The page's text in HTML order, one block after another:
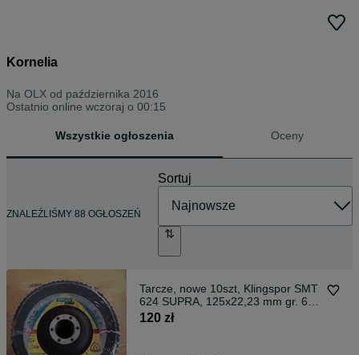
Kornelia
Na OLX od października 2016
Ostatnio online wczoraj o 00:15
Wszystkie ogłoszenia Oceny
ZNALEŹLIŚMY 88 OGŁOSZEŃ
Sortuj
Tarcze, nowe 10szt, Klingspor SMT
624 SUPRA, 125x22,23 mm gr. 60 i
40
120 zł